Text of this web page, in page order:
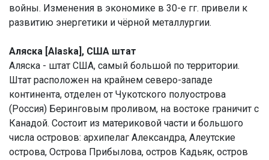
войны. Изменения в экономике в 30-е гг. привели к
развитию энергетики и чёрной металлургии.
Аляска [Alaska], США штат
Аляска - штат США, самый большой по территории.
Штат расположен на крайнем северо-западе
континента, отделен от Чукотского полуострова
(Россия) Беринговым проливом, на востоке граничит с
Канадой. Состоит из материковой части и большого
числа островов: архипелаг Александра, Алеутские
острова, Острова Прибылова, остров Кадьяк, остров